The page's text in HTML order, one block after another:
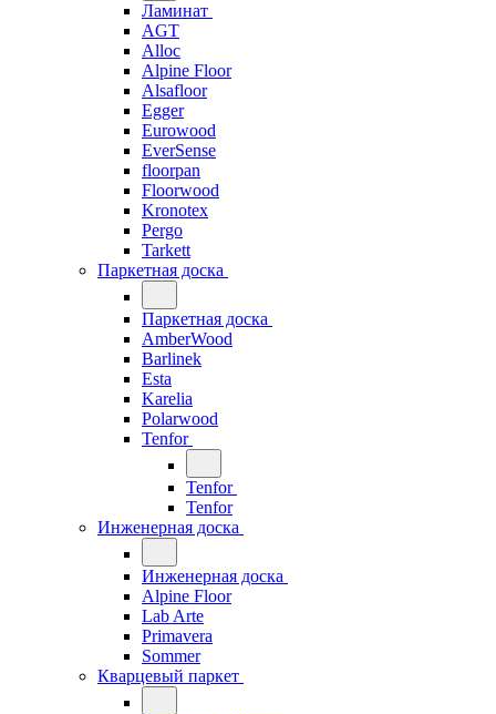
Ламинат
AGT
Alloc
Alpine Floor
Alsafloor
Egger
Eurowood
EverSense
floorpan
Floorwood
Kronotex
Pergo
Tarkett
Паркетная доска
Паркетная доска
AmberWood
Barlinek
Esta
Karelia
Polarwood
Tenfor
Tenfor
Tenfor
Инженерная доска
Инженерная доска
Alpine Floor
Lab Arte
Primavera
Sommer
Кварцевый паркет